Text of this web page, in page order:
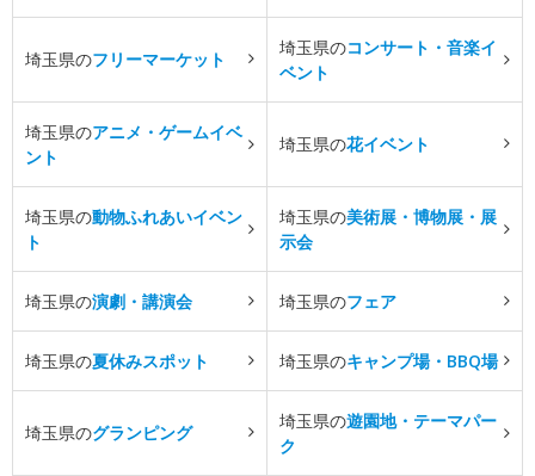
埼玉県のフリーマーケット
埼玉県のコンサート・音楽イ
ベント
埼玉県のアニメ・ゲームイベ
ント
埼玉県の花イベント
埼玉県の動物ふれあいイベン
ト
埼玉県の美術展・博物展・展
示会
埼玉県の演劇・講演会 埼玉県のフェア
埼玉県の夏休みスポット 埼玉県のキャンプ場・BBQ場
埼玉県のグランピング
埼玉県の遊園地・テーマパー
ク